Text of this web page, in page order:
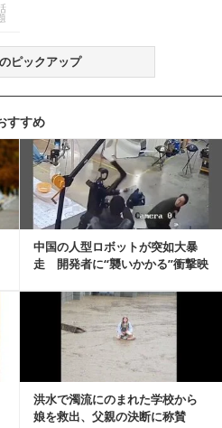
ピックアップ
すすめ
中国の人型ロボットが突如大暴
走 開発者に“襲いかかる”衝撃映
む
洪水で濁流にのまれた学校から
娘を救出、父親の決断に称賛